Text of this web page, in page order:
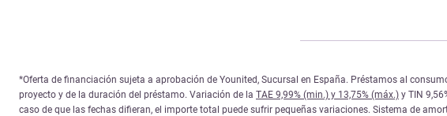
*Oferta de financiación sujeta a aprobación de Younited, Sucursal en España. Préstamos al
proyecto y de la duración del préstamo. Variación de la TAE 9,99% (min.) y 13,75% (máx.) y TIN
caso de que las fechas difieran, el importe total puede sufrir pequeñas variaciones. Sistema de